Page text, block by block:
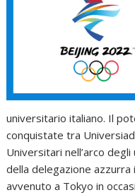
universitario italiano. Il
conquistate tra
Universitari nell’arco
della delegazione azzurra
avvenuto a Tokyo in